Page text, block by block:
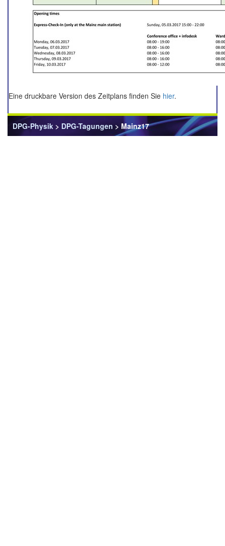
Eine druckbare Version des Zeitplans finden Sie hier.
DPG-Physik > DPG-Tagungen > Mainz17